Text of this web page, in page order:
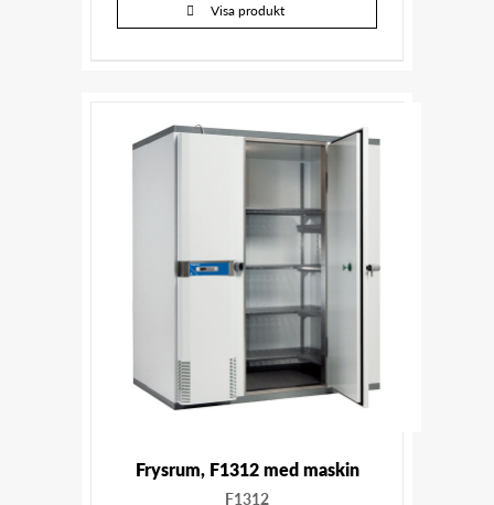
Visa produkt
Frysrum, F1312 med maskin
F1312